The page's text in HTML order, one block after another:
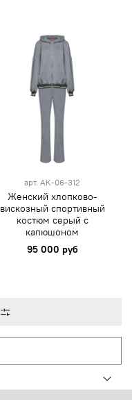
арт. АК-06-312
Женский хлопково-
вискозный спортивный
костюм серый с
капюшоном
95 000 руб